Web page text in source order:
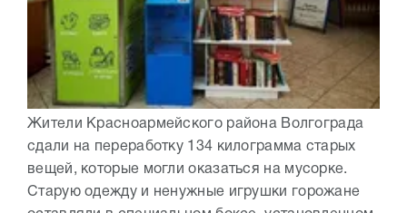
Жители Красноармейского района Волгограда
сдали на переработку 134 килограмма старых
вещей, которые могли оказаться на мусорке.
Старую одежду и ненужные игрушки горожане